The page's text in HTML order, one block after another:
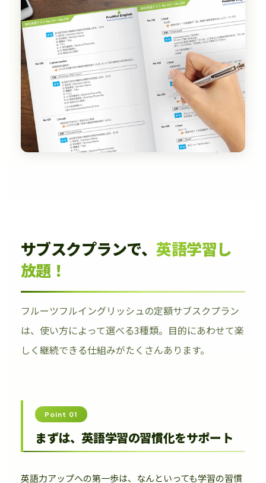
サブスクプランで、 英語学習し
放題！
フルーツフルイングリッシュの定額サブスクプラン
は、使い方によって選べる3種類。目的にあわせて楽
しく継続できる仕組みがたくさんあります。
Point 01
まずは、英語学習の習慣化をサポート
英語力アップへの第一歩は、なんといっても学習の習慣